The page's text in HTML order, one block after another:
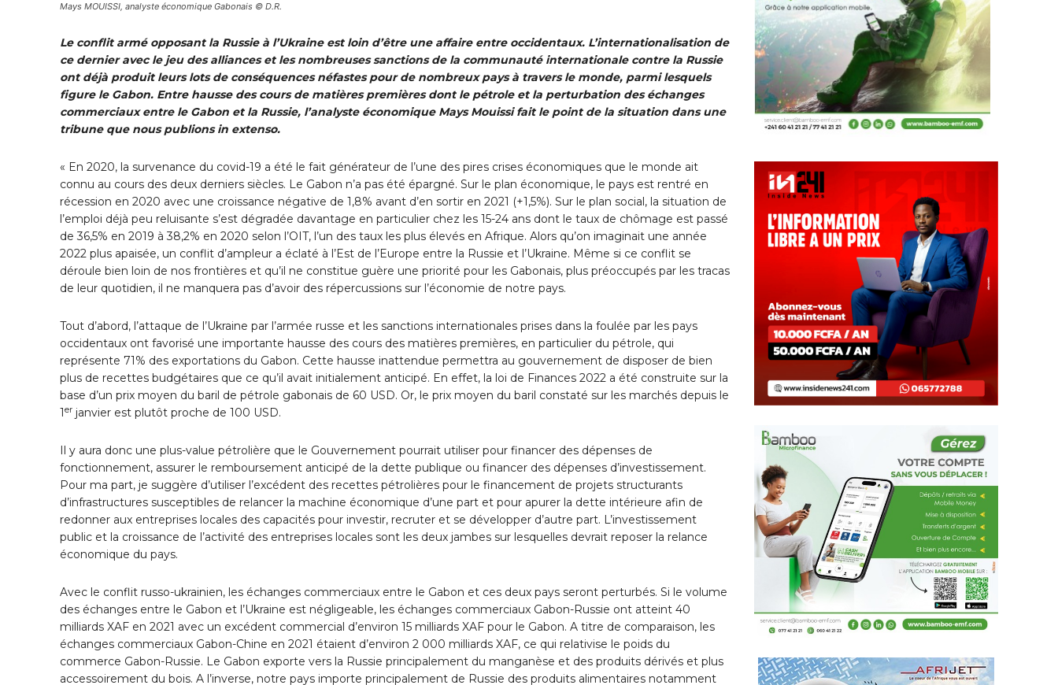
Mays MOUISSI, analyste économique Gabonais © D.R.
Le conflit armé opposant la Russie à l’Ukraine est loin d’être une affaire entre occidentaux. L’internationalisation de
ce dernier avec le jeu des alliances et les nombreuses sanctions de la communauté internationale contre la Russie
ont déjà produit leurs lots de conséquences néfastes pour de nombreux pays à travers le monde, parmi lesquels
figure le Gabon. Entre hausse des cours de matières premières dont le pétrole et la perturbation des échanges
commerciaux entre le Gabon et la Russie, l’analyste économique Mays Mouissi fait le point de la situation dans une
tribune que nous publions in extenso.
« En 2020, la survenance du covid-19 a été le fait générateur de l’une des pires crises économiques que le monde ait
connu au cours des deux derniers siècles. Le Gabon n’a pas été épargné. Sur le plan économique, le pays est rentré en
récession en 2020 avec une croissance négative de 1,8% avant d’en sortir en 2021 (+1,5%). Sur le plan social, la situation de
l’emploi déjà peu reluisante s’est dégradée davantage en particulier chez les 15-24 ans dont le taux de chômage est passé
de 36,5% en 2019 à 38,2% en 2020 selon l’OIT, l’un des taux les plus élevés en Afrique. Alors qu’on imaginait une année
2022 plus apaisée, un conflit d’ampleur a éclaté à l’Est de l’Europe entre la Russie et l’Ukraine. Même si ce conflit se
déroule bien loin de nos frontières et qu’il ne constitue guère une priorité pour les Gabonais, plus préoccupés par les tracas
de leur quotidien, il ne manquera pas d’avoir des répercussions sur l’économie de notre pays.
Tout d’abord, l’attaque de l’Ukraine par l’armée russe et les sanctions internationales prises dans la foulée par les pays
occidentaux ont favorisé une importante hausse des cours des matières premières, en particulier du pétrole, qui
représente 71% des exportations du Gabon. Cette hausse inattendue permettra au gouvernement de disposer de bien
plus de recettes budgétaires que ce qu’il avait initialement anticipé. En effet, la loi de Finances 2022 a été construite sur la
base d’un prix moyen du baril de pétrole gabonais de 60 USD. Or, le prix moyen du baril constaté sur les marchés depuis le
1 er janvier est plutôt proche de 100 USD.
Il y aura donc une plus-value pétrolière que le Gouvernement pourrait utiliser pour financer des dépenses de
fonctionnement, assurer le remboursement anticipé de la dette publique ou financer des dépenses d’investissement.
Pour ma part, je suggère d’utiliser l’excédent des recettes pétrolières pour le financement de projets structurants
d’infrastructures susceptibles de relancer la machine économique d’une part et pour apurer la dette intérieure afin de
redonner aux entreprises locales des capacités pour investir, recruter et se développer d’autre part. L’investissement
public et la croissance de l’activité des entreprises locales sont les deux jambes sur lesquelles devrait reposer la relance
économique du pays.
Avec le conflit russo-ukrainien, les échanges commerciaux entre le Gabon et ces deux pays seront perturbés. Si le volume
des échanges entre le Gabon et l’Ukraine est négligeable, les échanges commerciaux Gabon-Russie ont atteint 40
milliards XAF en 2021 avec un excédent commercial d’environ 15 milliards XAF pour le Gabon. A titre de comparaison, les
échanges commerciaux Gabon-Chine en 2021 étaient d’environ 2 000 milliards XAF, ce qui relativise le poids du
commerce Gabon-Russie. Le Gabon exporte vers la Russie principalement du manganèse et des produits dérivés et plus
accessoirement du bois. A l’inverse, notre pays importe principalement de Russie des produits alimentaires notamment